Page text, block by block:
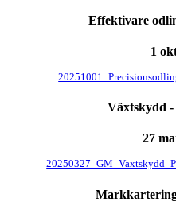
Effektivare
1
Växtskydd
27